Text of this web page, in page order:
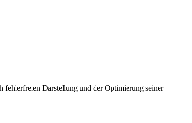
fehlerfreien Darstellung und der Optimierung seiner